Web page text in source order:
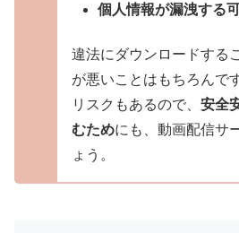
個人情報が漏洩する
違法にダウンロードする
が悪いことはもちろんで
リスクもあるので、 安全
むためにも、動画配信サ
ょう。